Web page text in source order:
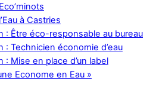
à Castries
: Être éco-responsable au bureau
: Technicien économie d’eau
: Mise en place d’un label
Econome en Eau »